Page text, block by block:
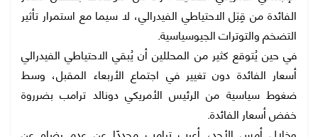
الفائدة من قِبَل الاحتياطي الفيدرالي، لا سيما مع استمرار تأثير
التضخم والتوترات الجيوسياسية.
في حين يُتوقع كثير من المحللين أن يُبقي الاحتياطي الفيدرالي
أسعار الفائدة دون تغيير في اجتماع الأربعاء المقبل، وسط
ضغوط سياسية من الرئيس الأمريكي دونالد ترامب بضرروة
خفض أسعار الفائدة.